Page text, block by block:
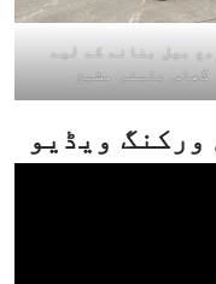
بيل بنانے کے لیے
گھاس بلیئر مشین
ویڈیو